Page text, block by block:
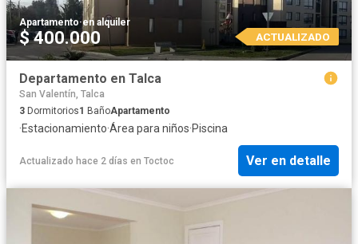
Apartamento·en alquiler
$ 400.000 ACTUALIZADO
Departamento en Talca
San Valentín, Talca
3 Dormitorios1 BañoApartamento
·Estacionamiento·Área para niños·Piscina
Actualizado hace 2 días en Toctoc Ver en detalle